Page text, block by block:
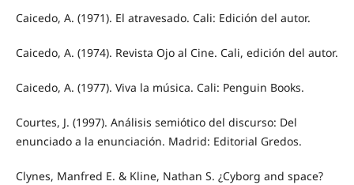
Caicedo, A. (1971). El atravesado. Cali: Edición del autor.
Caicedo, A. (1974). Revista Ojo al Cine. Cali, edición del autor.
Caicedo, A. (1977). Viva la música. Cali: Penguin Books.
Courtes, J. (1997). Análisis semiótico del discurso: Del
enunciado a la enunciación. Madrid: Editorial Gredos.
Clynes, Manfred E. & Kline, Nathan S. ¿Cyborg and space?